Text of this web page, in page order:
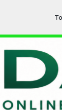
Tocando